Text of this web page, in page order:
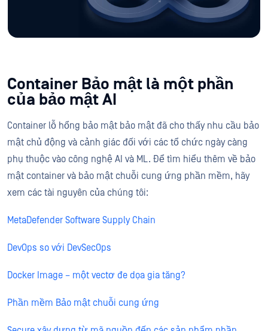
Container Bảo mật là một phần
của bảo mật AI
Container lỗ hổng bảo mật bảo mật đã cho thấy nhu cầu bảo
mật chủ động và cảnh giác đối với các tổ chức ngày càng
phụ thuộc vào công nghệ AI và ML. Để tìm hiểu thêm về bảo
mật container và bảo mật chuỗi cung ứng phần mềm, hãy
xem các tài nguyên của chúng tôi:
MetaDefender Software Supply Chain
DevOps so với DevSecOps
Docker Image – một vectơ đe dọa gia tăng?
Phần mềm Bảo mật chuỗi cung ứng